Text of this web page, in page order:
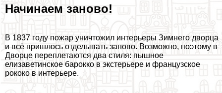
Начинаем заново!
В 1837 году пожар уничтожил интерьеры Зимнего дворца
и всё пришлось отделывать заново. Возможно, поэтому в
Дворце переплетаются два стиля: пышное
елизаветинское барокко в экстерьере и французское
рококо в интерьере.